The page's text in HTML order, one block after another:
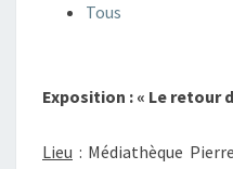
Tous
Exposition : « Le retour
Lieu : Médiathèque